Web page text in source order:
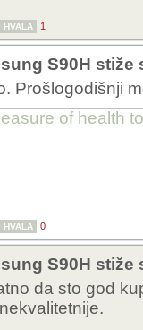
HVALA 1
S90H
Prošlogodišnji
of health
HVALA 0
S90H
da sto god